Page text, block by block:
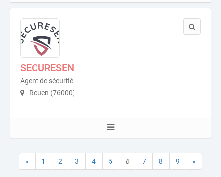
SECURESEN
Agent de sécurité
Rouen (76000)
« 1 2 3 4 5 6 7 8 9 »